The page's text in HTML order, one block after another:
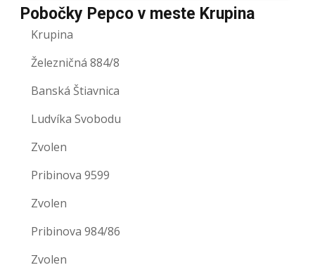
Pobočky Pepco v meste Krupina
Krupina
Železničná 884/8
Banská Štiavnica
Ludvíka Svobodu
Zvolen
Pribinova 9599
Zvolen
Pribinova 984/86
Zvolen